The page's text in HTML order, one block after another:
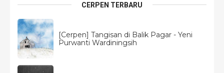
CERPEN TERBARU
[Cerpen] Tangisan di Balik Pagar - Yeni
Purwanti Wardiningsih